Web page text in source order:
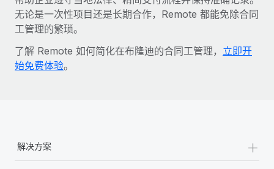
无论是一次性项目还是长期合作，Remote 都能免除合同
工管理的繁琐。
了解 Remote 如何简化在布隆迪的合同工管理， 立即开
始免费体验。
解决方案 +